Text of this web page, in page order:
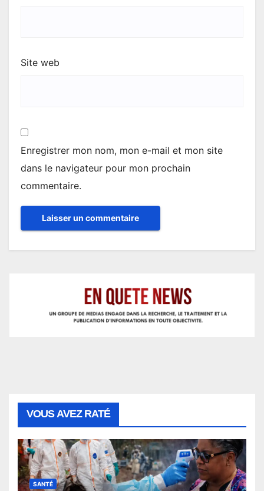
Site web
Enregistrer mon nom, mon e-mail et mon site
dans le navigateur pour mon prochain
commentaire.
VOUS AVEZ RATÉ
SANTÉ